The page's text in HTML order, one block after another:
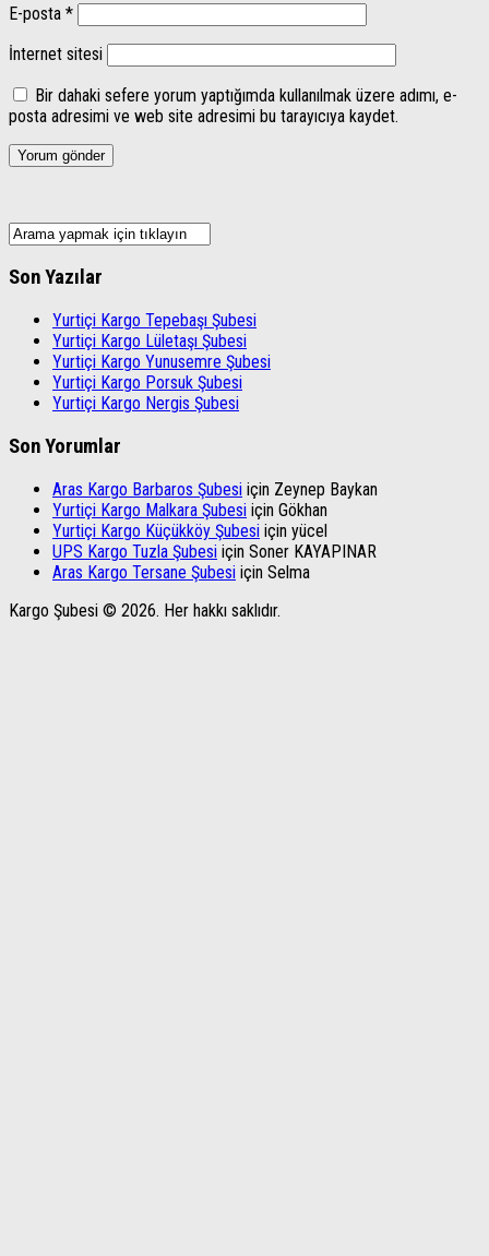
E-posta *
İnternet sitesi
Bir dahaki sefere yorum yaptığımda kullanılmak üzere adımı, e-
posta adresimi ve web site adresimi bu tarayıcıya kaydet.
Son Yazılar
Yurtiçi Kargo Tepebaşı Şubesi
Yurtiçi Kargo Lületaşı Şubesi
Yurtiçi Kargo Yunusemre Şubesi
Yurtiçi Kargo Porsuk Şubesi
Yurtiçi Kargo Nergis Şubesi
Son Yorumlar
Aras Kargo Barbaros Şubesi için Zeynep Baykan
Yurtiçi Kargo Malkara Şubesi için Gökhan
Yurtiçi Kargo Küçükköy Şubesi için yücel
UPS Kargo Tuzla Şubesi için Soner KAYAPINAR
Aras Kargo Tersane Şubesi için Selma
Kargo Şubesi © 2026. Her hakkı saklıdır.